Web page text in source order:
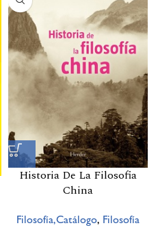
Historia De La Filosofia
China
Filosofía,Catálogo, Filosofía